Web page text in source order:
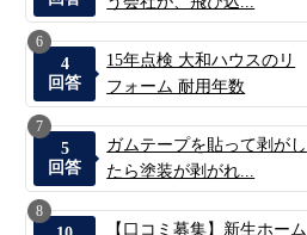
6
4
回答
15年点検 大和ハウスのリ
フォーム 耐用年数
7
5
回答
ガムテープを貼って剥がし
たら塗装が剥がれ...
8
【口コミ募集】新生ホーム